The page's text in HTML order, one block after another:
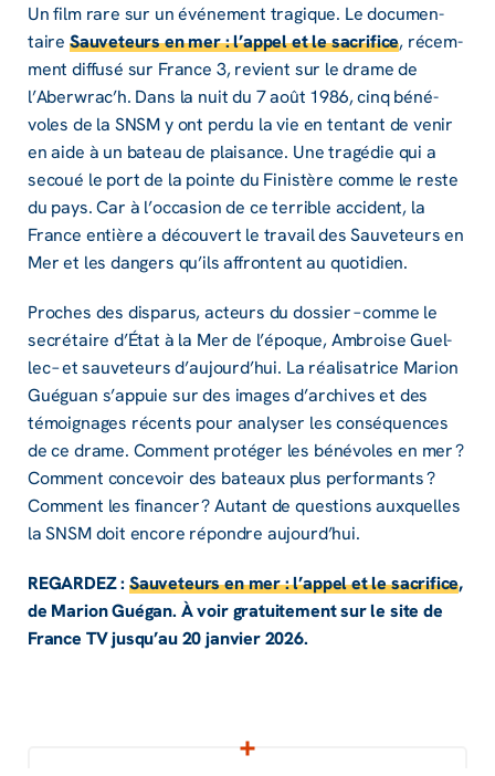
Un film rare sur un événe­ment tragique. Le docu­men­
taire Sauve­teurs en mer : l’ap­pel et le sacri­fice, récem­
ment diffusé sur France 3, revient sur le drame de
l’Aber­wrac’h. Dans la nuit du 7 août 1986, cinq béné­
voles de la SNSM y ont perdu la vie en tentant de venir
en aide à un bateau de plai­sance. Une tragé­die qui a
secoué le port de la pointe du Finis­tère comme le reste
du pays. Car à l’oc­ca­sion de ce terrible acci­dent, la
France entière a décou­vert le travail des Sauve­teurs en
Mer et les dangers qu’ils affrontent au quoti­dien.
Proches des dispa­rus, acteurs du dossier – comme le
secré­taire d’État à la Mer de l’époque, Ambroise Guel­
lec – et sauve­teurs d’aujour­d’hui. La réali­sa­trice Marion
Guéguan s’ap­puie sur des images d’ar­chives et des
témoi­gnages récents pour analy­ser les consé­quences
de ce drame. Comment proté­ger les béné­voles en mer ?
Comment conce­voir des bateaux plus perfor­mants ?
Comment les finan­cer ? Autant de ques­tions auxquelles
la SNSM doit encore répondre aujour­d’hui.
REGAR­DEZ :Sauve­teurs en mer : l’ap­pel et le sacri­fice,
de Marion Guégan. À voir gratui­te­ment sur le site de
France TV jusqu’au 20 janvier 2026.